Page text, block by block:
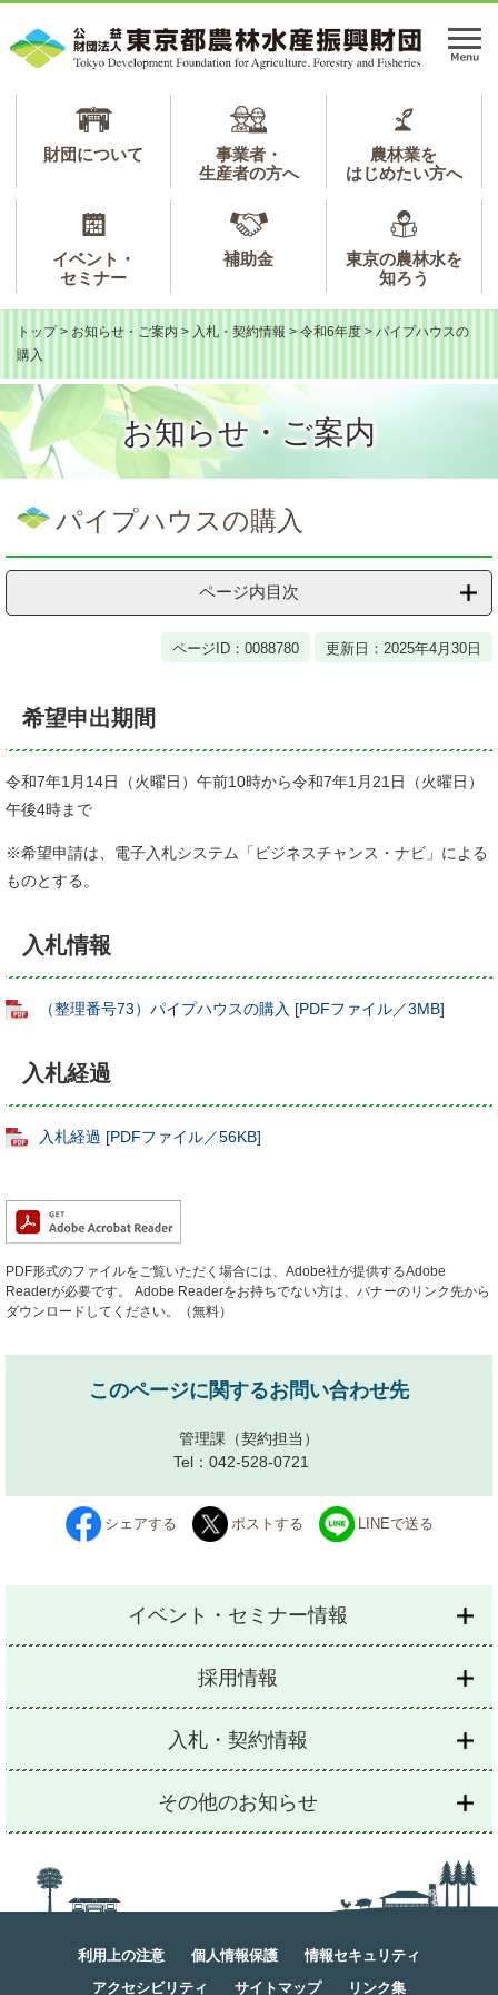
ジ
ュ
メ
財団について
事業者・
生産者の方へ
農林業を
はじめたい方へ
イベント・
セミナー
補助金
東京の農林水を
知ろう
トップ > お知らせ・ご案内 > 入札・契約情報 > 令和6年度 > パイプハウスの
購入
お知らせ・ご案内
文
パイプハウスの購入
ページ内目次
ページID：0088780 更新日：2025年4月30日
希望申出期間
令和7年1月14日（火曜日）午前10時から令和7年1月21日（火曜日）
午後4時まで
※希望申請は、電子入札システム「ビジネスチャンス・ナビ」による
ものとする。
入札情報
（整理番号73）パイプハウスの購入 [PDFファイル／3MB]
入札経過
入札経過 [PDFファイル／56KB]
PDF形式のファイルをご覧いただく場合には、Adobe社が提供するAdobe
Readerが必要です。
Adobe Readerをお持ちでない方は、バナーのリンク先から
ダウンロードしてください。（無料）
このページに関するお問い合わせ先
管理課 （契約担当）
Tel：042-528-0721
シェアする ポストする LINEで送る
イベント・セミナー情報
採用情報
入札・契約情報
その他のお知らせ
利用上の注意 個人情報保護
情報セキュリティ
アクセシビリティ
サイトマップ リンク集